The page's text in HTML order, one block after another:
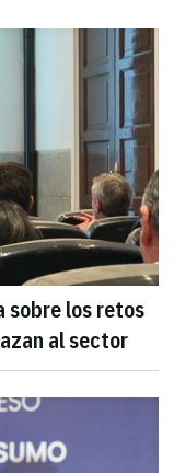
sobre los retos
al sector